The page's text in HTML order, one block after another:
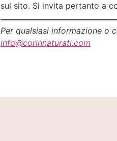
sul sito. Si invita pertanto a
Per qualsiasi informazione o
info@corinnaturati.com